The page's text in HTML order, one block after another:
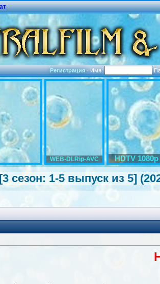
Регистрация·Имя:
WEB-DLRip-AVC HDTV 1080p
сезон: 1-5 выпуск из 5]